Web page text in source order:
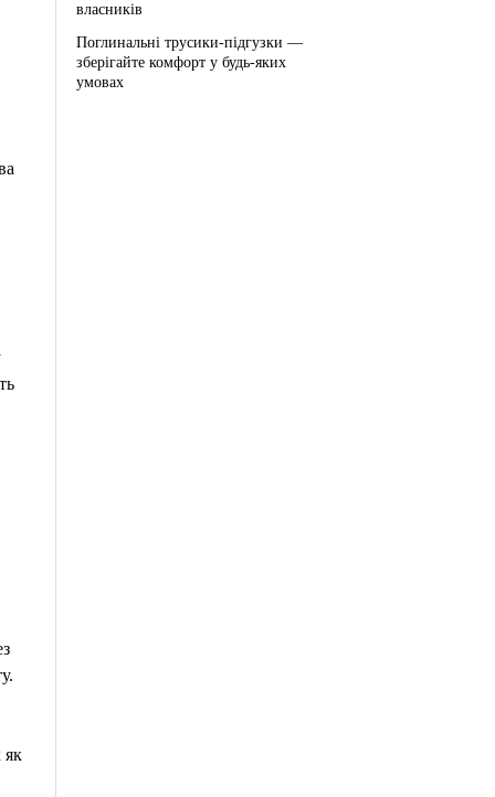
як
власників
Поглинальні трусики-підгузки —
зберігайте комфорт у будь-яких
умовах